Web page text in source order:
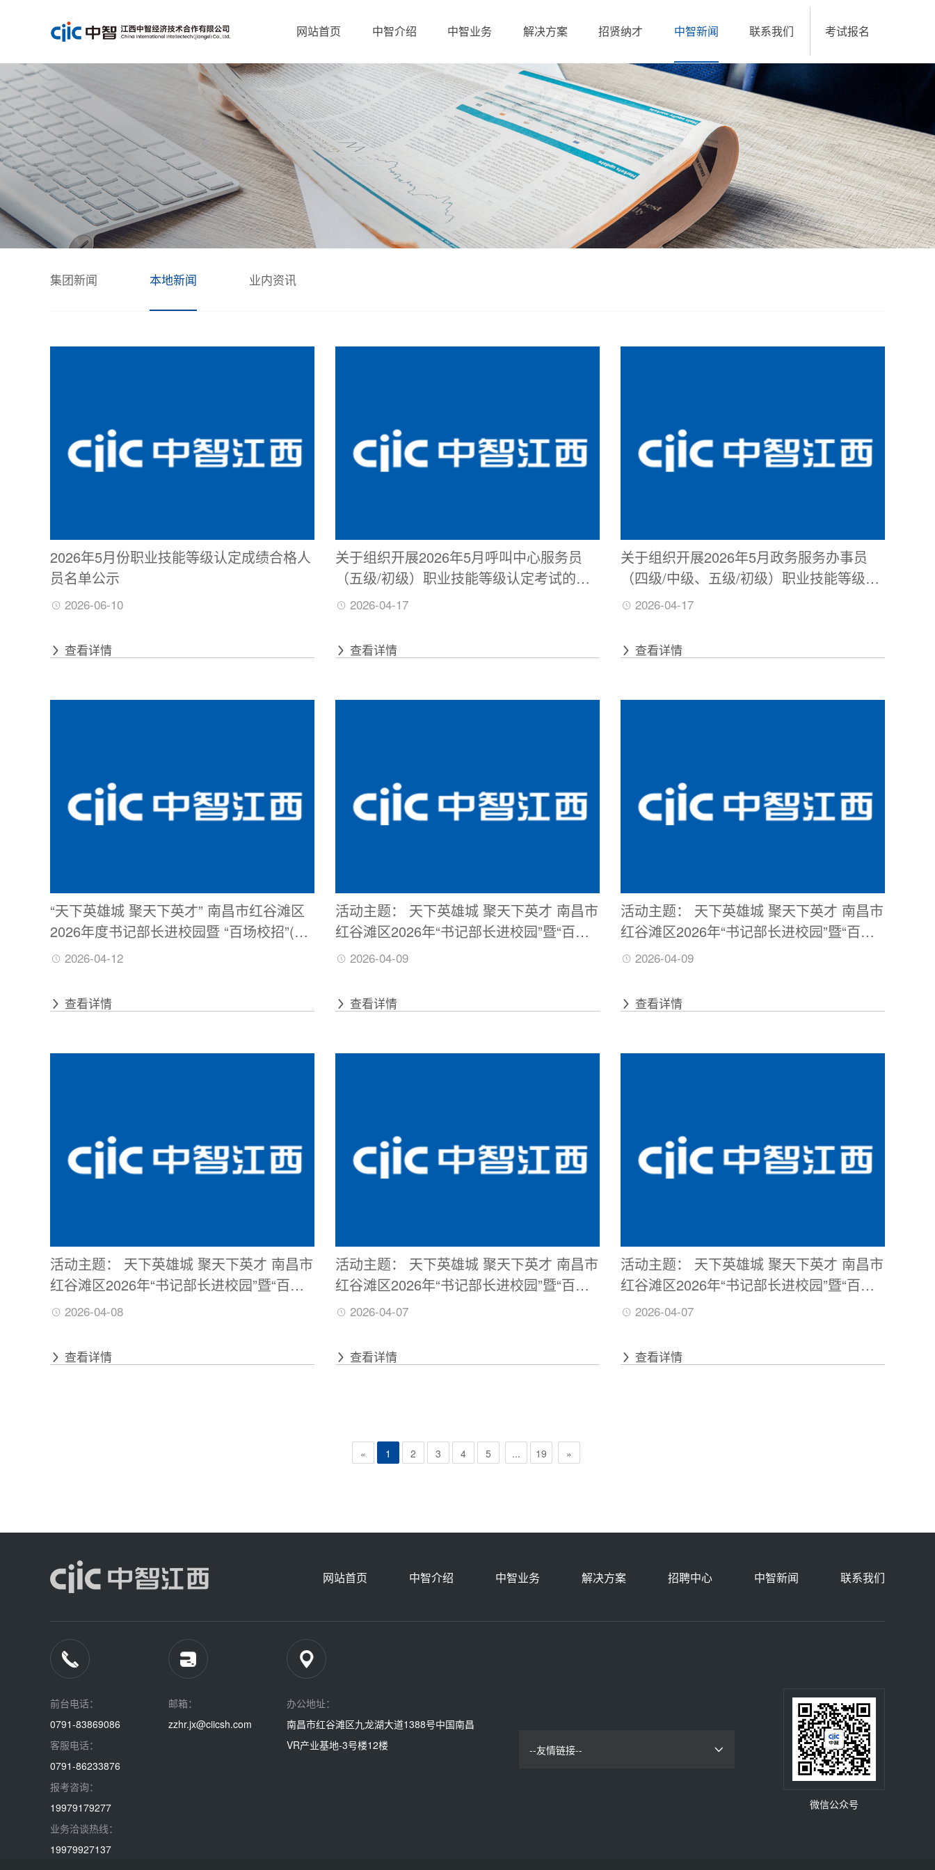
网站首页 中智介绍
中智集团简介
中智江西简介
企业文化
我们的优势
资质与荣誉
中智业务 解决方案 招贤纳才
招聘中心
中智招聘网
中智新闻 联系我们 考试报名
我的考试
集团新闻 本地新闻 业内资讯
2026年5月份职业技能等级认定成绩合格人
员名单公示
2026-06-10
查看详情
关于组织开展2026年5月呼叫中心服务员
（五级/初级）职业技能等级认定考试的通
知 2026-04-17
查看详情
关于组织开展2026年5月政务服务办事员
（四级/中级、五级/初级）职业技能等级认
定考试（含补考）的通知
2026-04-17
查看详情
“天下英雄城 聚天下英才” 南昌市红谷滩区
2026年度书记部长进校园暨 “百场校招”(北
京站)引才活动圆满举办！
2026-04-12
查看详情
活动主题： 天下英雄城 聚天下英才 南昌市
红谷滩区2026年“书记部长进校园”暨“百场
校招”引才活动——中国政法大学招聘会 活
12：00 活动地点：中国政法大学（海淀校
区） 科研楼一层
2026-04-09
查看详情
活动主题： 天下英雄城 聚天下英才 南昌市
红谷滩区2026年“书记部长进校园”暨“百场
校招”引才活动——北京理工大学招聘会 活
12：00 活动地点：北京理工大学（中关村
校区） 唯实报告厅 + 体育馆南厅
2026-04-09
查看详情
活动主题： 天下英雄城 聚天下英才 南昌市
红谷滩区2026年“书记部长进校园”暨“百场
校招”引才活动——中央财经大学招聘会 活
17：00 活动地点：中央财经大学（沙河校
区）二教107
2026-04-08
查看详情
活动主题： 天下英雄城 聚天下英才 南昌市
红谷滩区2026年“书记部长进校园”暨“百场
校招”引才活动——中国政法大学招聘会 活
12：00 活动地点：中国政法大学（海淀校
区）科研楼一层
2026-04-07
查看详情
活动主题： 天下英雄城 聚天下英才 南昌市
红谷滩区2026年“书记部长进校园”暨“百场
校招”引才活动——北京理工大学招聘会 活
12：00 活动地点：北京理工大学（中关村
校区）唯实报告厅+体育馆南厅
2026-04-07
查看详情
« 1 2 3 4 5 ... 19 »
网站首页 中智介绍 中智业务 解决方案 招聘中心 中智新闻 联系我们
前台电话：
0791-83869086
客服电话：
0791-86233876
报考咨询：
19979179277
业务洽谈热线：
19979927137
邮箱：
zzhr.jx@ciicsh.com
办公地址：
南昌市红谷滩区九龙湖大道1388号中国南昌
VR产业基地-3号楼12楼
--友情链接--
微信公众号